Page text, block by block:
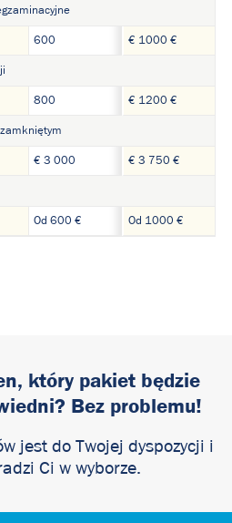
600 € 1000 €
800 € 1200 €
€ 3 000 € 3 750 €
Od 600 € Od 1000 €
który pakiet będzie
Bez problemu!
jest do Twojej dyspozycji i
Ci w wyborze.